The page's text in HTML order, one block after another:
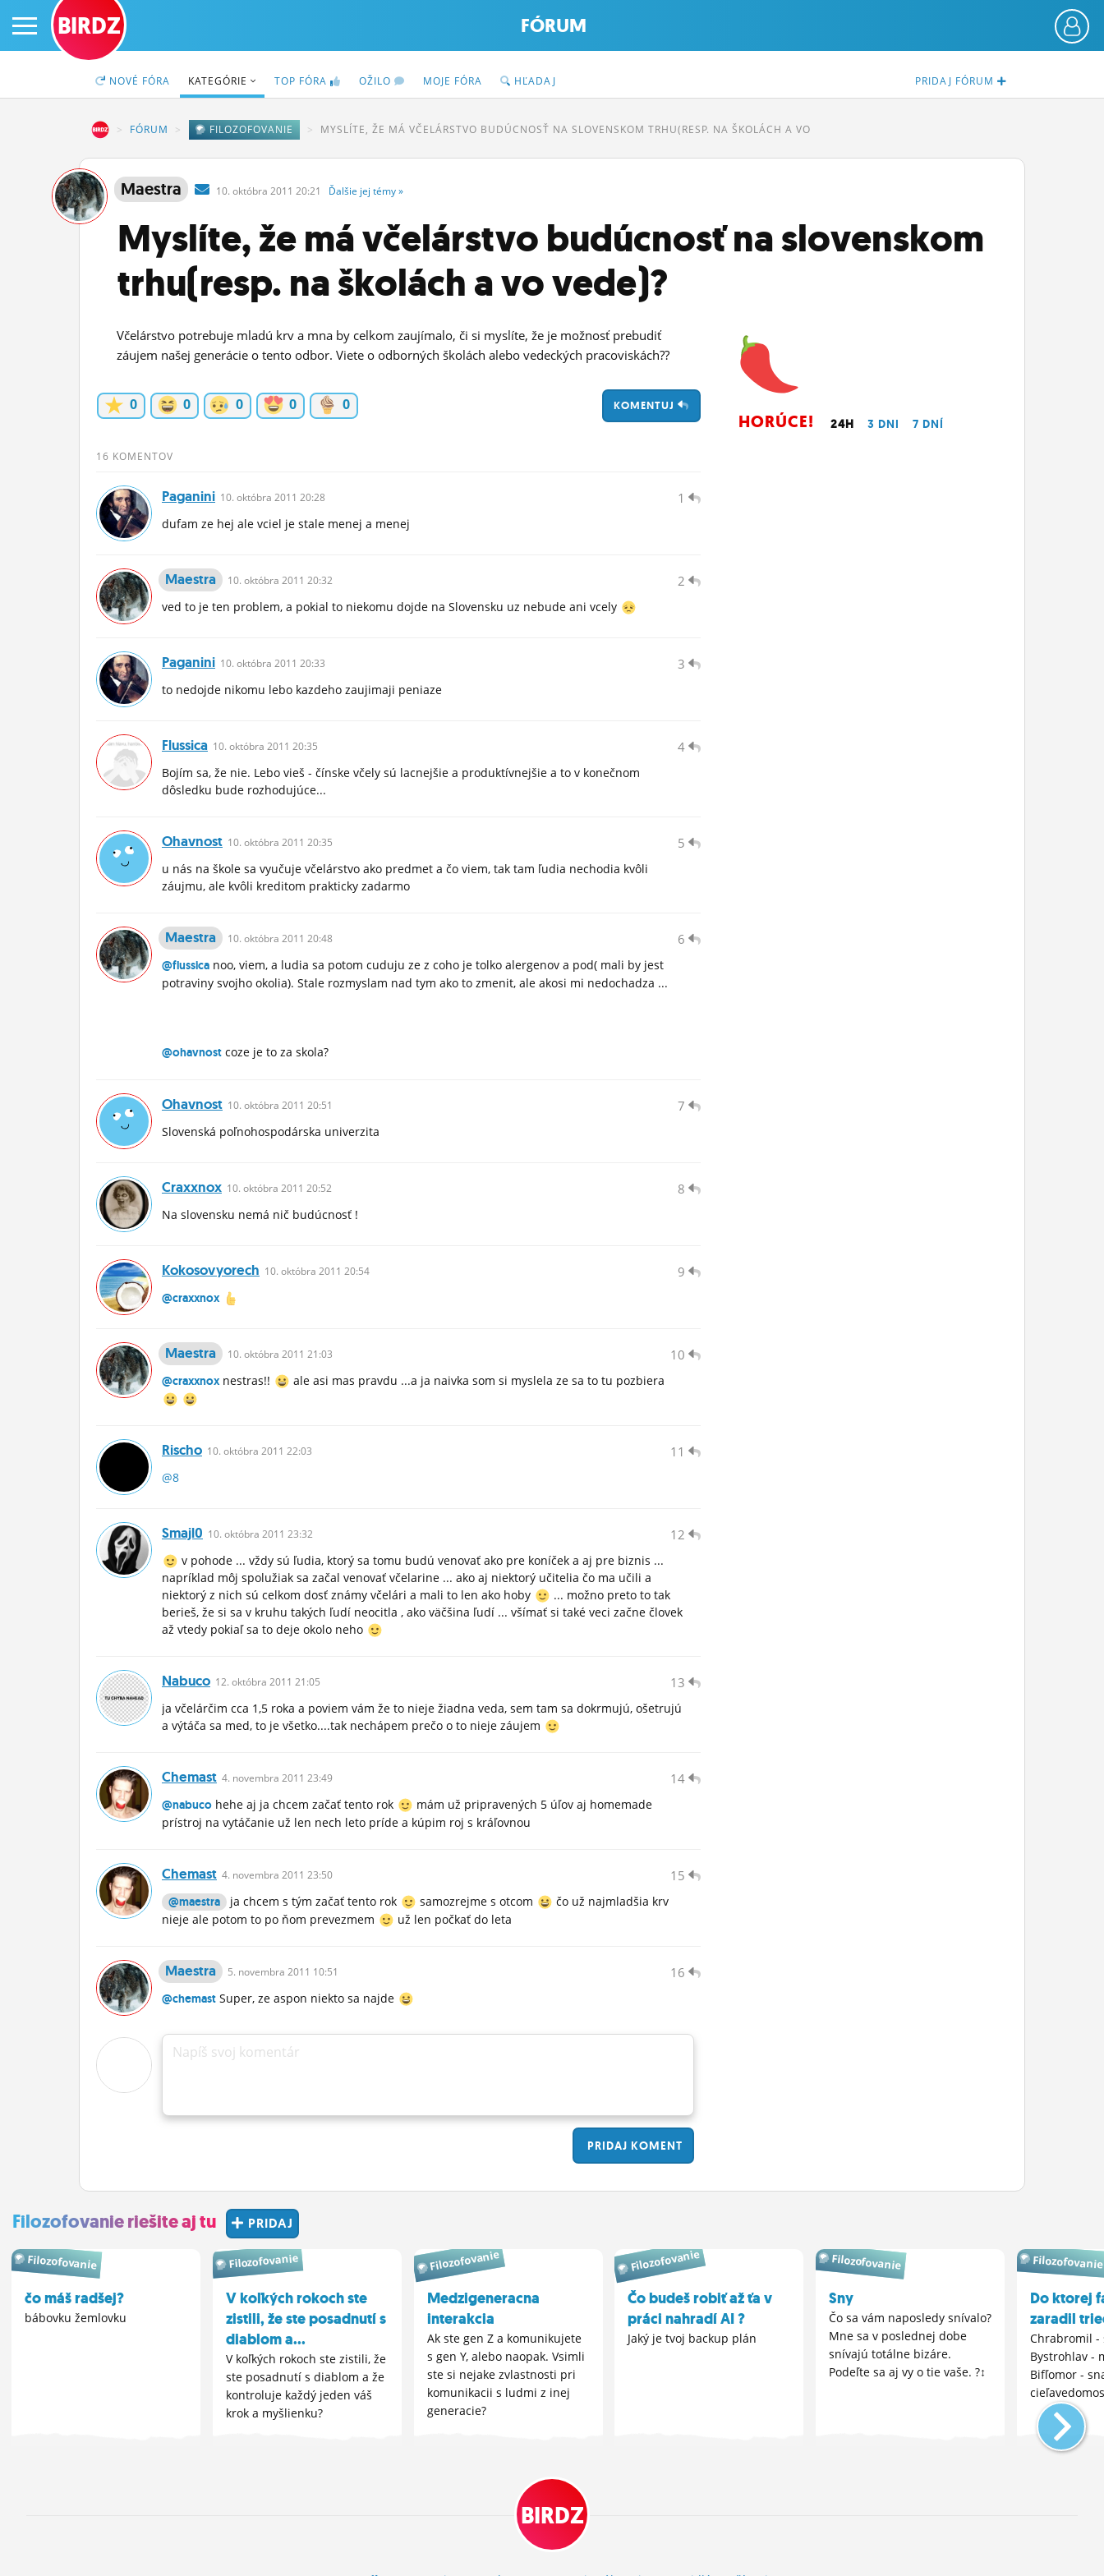
PRIHLÁS SA
ČINŽIAK
FÓRUM
STATUSY
OBRÁZKY
MÔJ PROFIL
NASTAVENIA
ROLETA
BIRDZ FÓRUM
PRIDAJ FÓRUM
NOVÉ FÓRA KATEGÓRIE TOP FÓRA OŽILO MOJE FÓRA HĽADAJ
FÓRUM FILOZOFOVANIE
MYSLÍTE, ŽE MÁ VČELÁRSTVO BUDÚCNOSŤ NA SLOVENSKOM TRHU(RESP. NA ŠKOLÁCH A VO
Maestra 10. októbra 2011 20:21 Ďalšie jej témy»
Myslíte, že má včelárstvo budúcnosť na slovenskom
trhu(resp. na školách a vo vede)?
Včelárstvo potrebuje mladú krv a mna by celkom zaujímalo, či si myslíte, že je možnosť prebudiť
záujem našej generácie o tento odbor. Viete o odborných školách alebo vedeckých pracoviskách??
KOMENTUJ
0 0 0 0 0
16 KOMENTOV
1
Paganini 10. októbra 2011 20:28
dufam ze hej ale vciel je stale menej a menej
2
Maestra 10. októbra 2011 20:32
ved to je ten problem, a pokial to niekomu dojde na Slovensku uz nebude ani vcely
3
Paganini 10. októbra 2011 20:33
to nedojde nikomu lebo kazdeho zaujimaji peniaze
4
Flussica 10. októbra 2011 20:35
Bojím sa, že nie. Lebo vieš - čínske včely sú lacnejšie a produktívnejšie a to v konečnom
dôsledku bude rozhodujúce...
5
Ohavnost 10. októbra 2011 20:35
u nás na škole sa vyučuje včelárstvo ako predmet a čo viem, tak tam ľudia nechodia kvôli
záujmu, ale kvôli kreditom prakticky zadarmo
6
Maestra 10. októbra 2011 20:48
@flussica noo, viem, a ludia sa potom cuduju ze z coho je tolko alergenov a pod( mali by jest
potraviny svojho okolia). Stale rozmyslam nad tym ako to zmenit, ale akosi mi nedochadza ...
@ohavnost coze je to za skola?
7
Ohavnost 10. októbra 2011 20:51
Slovenská poľnohospodárska univerzita
8
Craxxnox 10. októbra 2011 20:52
Na slovensku nemá nič budúcnosť !
9
Kokosovyorech 10. októbra 2011 20:54
@craxxnox
10
Maestra 10. októbra 2011 21:03
@craxxnox nestras!! ale asi mas pravdu ...a ja naivka som si myslela ze sa to tu pozbiera
11
Rischo 10. októbra 2011 22:03
@8
12
Smajl0 10. októbra 2011 23:32
v pohode ... vždy sú ľudia, ktorý sa tomu budú venovať ako pre koníček a aj pre biznis ...
napríklad môj spolužiak sa začal venovať včelarine ... ako aj niektorý učitelia čo ma učili a
niektorý z nich sú celkom dosť známy včelári a mali to len ako hoby
... možno preto to tak
berieš, že si sa v kruhu takých ľudí neocitla , ako väčšina ľudí ... všímať si také veci začne človek
až vtedy pokiaľ sa to deje okolo neho
13
Nabuco 12. októbra 2011 21:05
ja včelárčim cca 1,5 roka a poviem vám že to nieje žiadna veda, sem tam sa dokrmujú, ošetrujú
a výtáča sa med, to je všetko....tak nechápem prečo o to nieje záujem
14
Chemast 4. novembra 2011 23:49
@nabuco hehe aj ja chcem začať tento rok
mám už pripravených 5 úľov aj homemade
prístroj na vytáčanie už len nech leto príde a kúpim roj s kráľovnou
15
Chemast 4. novembra 2011 23:50
@maestra ja chcem s tým začať tento rok samozrejme s otcom
čo už najmladšia krv
nieje ale potom to po ňom prevezmem
už len počkať do leta
16
Maestra 5. novembra 2011 10:51
@chemast Super, ze aspon niekto sa najde
Napíš svoj komentár
PRIDAJ KOMENT
HORÚCE! 24H 3 DNI 7 DNÍ
Filozofovanie riešite aj tu PRIDAJ
Filozofovanie
čo máš radšej?
bábovku žemlovku
Filozofovanie
V koľkých rokoch ste
zistili, že ste posadnutí s
diablom a...
V koľkých rokoch ste zistili, že
ste posadnutí s diablom a že
kontroluje každý jeden váš
krok a myšlienku?
Filozofovanie
Medzigeneracna
interakcia
Ak ste gen Z a komunikujete
s gen Y, alebo naopak. Vsimli
ste si nejake zvlastnosti pri
komunikacii s ludmi z inej
generacie?
Filozofovanie
Čo budeš robiť až ťa v
práci nahradí AI ?
Jaký je tvoj backup plán
Filozofovanie
Sny
Čo sa vám naposledy snívalo?
Mne sa v poslednej dobe
snívajú totálne bizáre.
Podeľte sa aj vy o tie vaše. ?‍↕️
Filozofovanie
Do ktorej
zaradil
Chrabromil -
Bystrohlav -
Bifľomor -
BIRDZ